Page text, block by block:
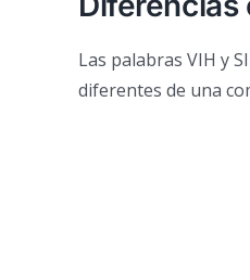
Las palabras VIH y
diferentes de una